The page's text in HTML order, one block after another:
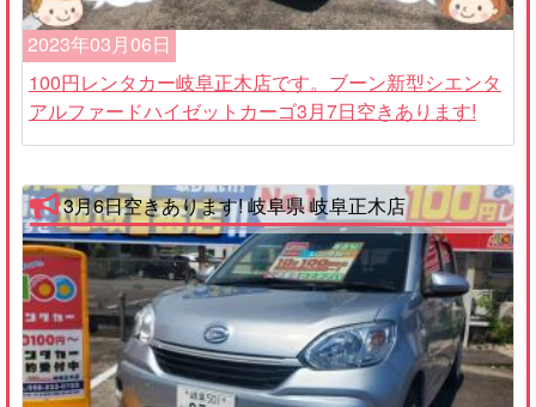
2023年03月06日
100円レンタカー岐阜正木店です。ブーン新型シエンタ
アルファードハイゼットカーゴ3月7日空きあります!
3月6日空きあります! 岐阜県 岐阜正木店